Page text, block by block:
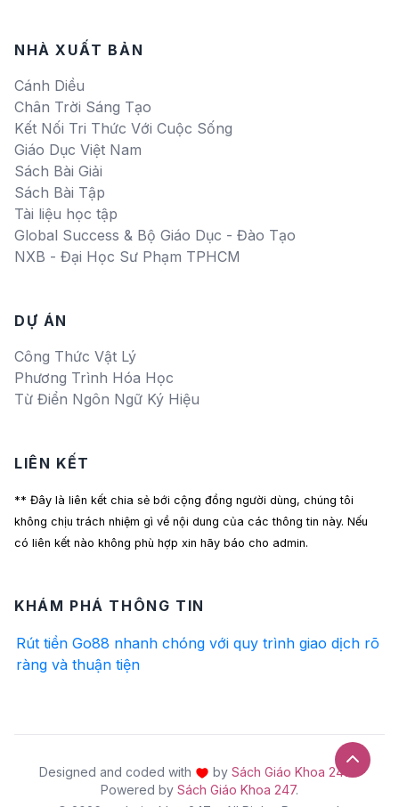
NHÀ XUẤT BẢN
Cánh Diều
Chân Trời Sáng Tạo
Kết Nối Tri Thức Với Cuộc Sống
Giáo Dục Việt Nam
Sách Bài Giải
Sách Bài Tập
Tài liệu học tập
Global Success & Bộ Giáo Dục - Đào Tạo
NXB - Đại Học Sư Phạm TPHCM
DỰ ÁN
Công Thức Vật Lý
Phương Trình Hóa Học
Từ Điển Ngôn Ngữ Ký Hiệu
LIÊN KẾT
** Đây là liên kết chia sẻ bới cộng đồng người dùng, chúng tôi
không chịu trách nhiệm gì về nội dung của các thông tin này. Nếu
có liên kết nào không phù hợp xin hãy báo cho admin.
KHÁM PHÁ THÔNG TIN
Rút tiền Go88 nhanh chóng với quy trình giao dịch rõ
ràng và thuận tiện
Designed and coded with by Sách Giáo Khoa 247
Powered by Sách Giáo Khoa 247.